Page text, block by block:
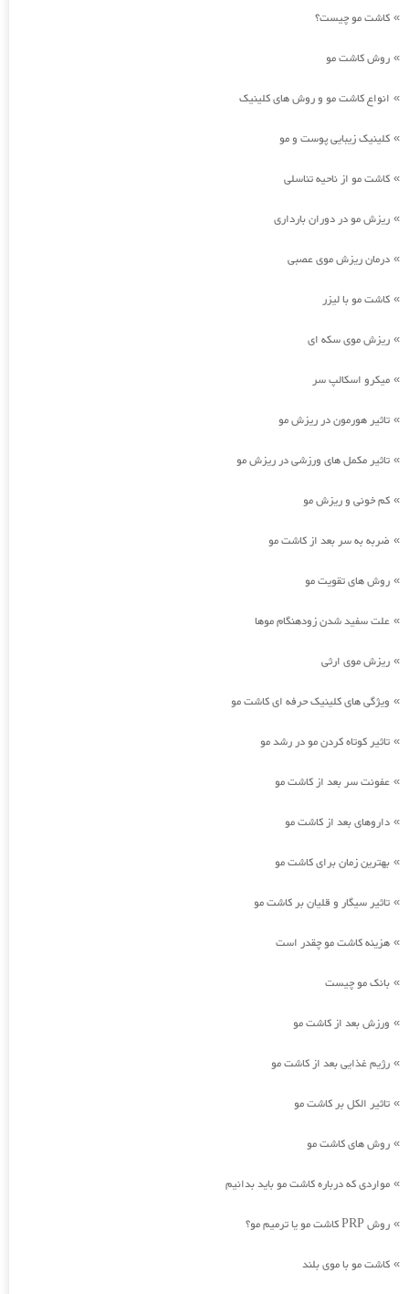
» کاشت مو چیست؟
» روش کاشت مو
» انواع کاشت مو و روش های کلینیک
» کلینیک زیبایی پوست و مو
» کاشت مو از ناحیه تناسلی
» ریزش مو در دوران بارداری
» درمان ریزش موی عصبی
» کاشت مو با لیزر
» ریزش موی سکه ای
» میکرو اسکالپ سر
» تاثیر هورمون در ریزش مو
» تاثیر مکمل های ورزشی در ریزش مو
» کم خونی و ریزش مو
» ضربه به سر بعد از کاشت مو
» روش های تقویت مو
» علت سفید شدن زودهنگام موها
» ریزش موی ارثی
» ویژگی های کلینیک حرفه ای کاشت مو
» تاثیر کوتاه کردن مو در رشد مو
» عفونت سر بعد از کاشت مو
» داروهای بعد از کاشت مو
» بهترین زمان برای کاشت مو
» تاثیر سیگار و قلیان بر کاشت مو
» هزینه کاشت مو چقدر است
» بانک مو چیست
» ورزش بعد از کاشت مو
» رژیم غذایی بعد از کاشت مو
» تاثیر الکل بر کاشت مو
» روش های کاشت مو
» مواردی که درباره کاشت مو باید بدانیم
» روش PRP کاشت مو یا ترمیم مو؟
» کاشت مو با موی بلند